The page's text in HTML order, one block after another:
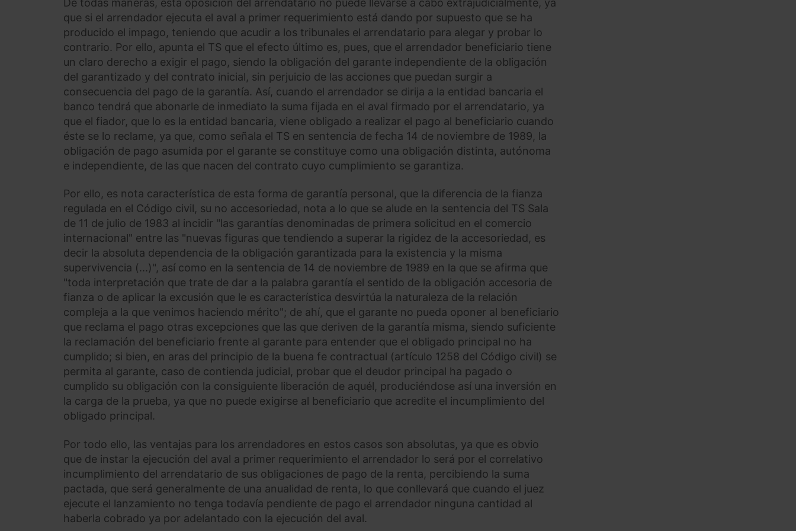
De todas maneras, esta oposición del arrendatario no puede llevarse a cabo extrajudicialmente, ya
que si el arrendador ejecuta el aval a primer requerimiento está dando por supuesto que se ha
producido el impago, teniendo que acudir a los tribunales el arrendatario para alegar y probar lo
contrario. Por ello, apunta el TS que el efecto último es, pues, que el arrendador beneficiario tiene
un claro derecho a exigir el pago, siendo la obligación del garante independiente de la obligación
del garantizado y del contrato inicial, sin perjuicio de las acciones que puedan surgir a
consecuencia del pago de la garantía. Así, cuando el arrendador se dirija a la entidad bancaria el
banco tendrá que abonarle de inmediato la suma fijada en el aval firmado por el arrendatario, ya
que el fiador, que lo es la entidad bancaria, viene obligado a realizar el pago al beneficiario cuando
éste se lo reclame, ya que, como señala el TS en sentencia de fecha 14 de noviembre de 1989, la
obligación de pago asumida por el garante se constituye como una obligación distinta, autónoma
e independiente, de las que nacen del contrato cuyo cumplimiento se garantiza.
Por ello, es nota característica de esta forma de garantía personal, que la diferencia de la fianza
regulada en el Código civil, su no accesoriedad, nota a lo que se alude en la sentencia del TS Sala
de 11 de julio de 1983 al incidir "las garantías denominadas de primera solicitud en el comercio
internacional" entre las "nuevas figuras que tendiendo a superar la rigidez de la accesoriedad, es
decir la absoluta dependencia de la obligación garantizada para la existencia y la misma
supervivencia (...)", así como en la sentencia de 14 de noviembre de 1989 en la que se afirma que
"toda interpretación que trate de dar a la palabra garantía el sentido de la obligación accesoria de
fianza o de aplicar la excusión que le es característica desvirtúa la naturaleza de la relación
compleja a la que venimos haciendo mérito"; de ahí, que el garante no pueda oponer al beneficiario
que reclama el pago otras excepciones que las que deriven de la garantía misma, siendo suficiente
la reclamación del beneficiario frente al garante para entender que el obligado principal no ha
cumplido; si bien, en aras del principio de la buena fe contractual (artículo 1258 del Código civil) se
permita al garante, caso de contienda judicial, probar que el deudor principal ha pagado o
cumplido su obligación con la consiguiente liberación de aquél, produciéndose así una inversión en
la carga de la prueba, ya que no puede exigirse al beneficiario que acredite el incumplimiento del
obligado principal.
Por todo ello, las ventajas para los arrendadores en estos casos son absolutas, ya que es obvio
que de instar la ejecución del aval a primer requerimiento el arrendador lo será por el correlativo
incumplimiento del arrendatario de sus obligaciones de pago de la renta, percibiendo la suma
pactada, que será generalmente de una anualidad de renta, lo que conllevará que cuando el juez
ejecute el lanzamiento no tenga todavía pendiente de pago el arrendador ninguna cantidad al
haberla cobrado ya por adelantado con la ejecución del aval.